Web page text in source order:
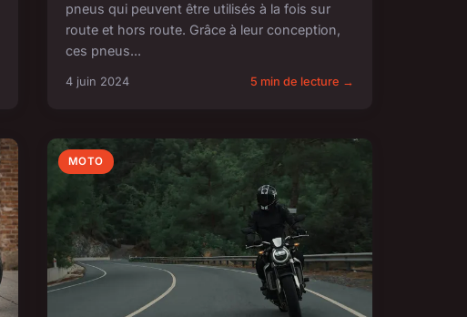
pneus qui peuvent être utilisés à la fois sur
route et hors route. Grâce à leur conception,
ces pneus...
4 juin 2024 5 min de lecture →
MOTO